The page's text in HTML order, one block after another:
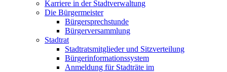
Karriere in der Stadtverwaltung
Die Bürgermeister
Bürgersprechstunde
Bürgerversammlung
Stadtrat
Stadtratsmitglieder und Sitzverteilung
Bürgerinformationssystem
Anmeldung für Stadträte im